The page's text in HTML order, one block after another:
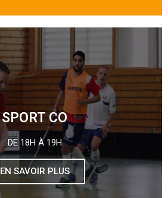
SPORT CO
DE 18H À 19H
EN SAVOIR PLUS